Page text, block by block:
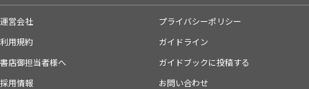
運営会社
プライバシーポリシー
利用規約
ガイドライン
書店御担当者様へ
ガイドブックに投稿する
採用情報
お問い合わせ